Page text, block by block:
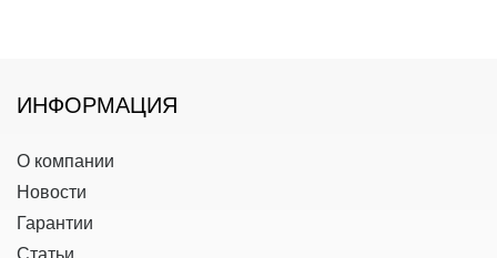
ИНФОРМАЦИЯ
О компании
Новости
Гарантии
Статьи